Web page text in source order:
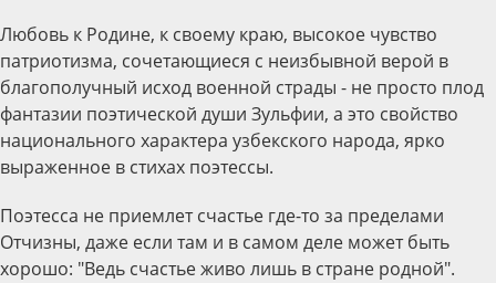
Любовь к Родине, к своему краю, высокое чувство
патриотизма, сочетающиеся с неизбывной верой в
благополучный исход военной страды - не просто плод
фантазии поэтической души Зульфии, а это свойство
национального характера узбекского народа, ярко
выраженное в стихах поэтессы.
Поэтесса не приемлет счастье где-то за пределами
Отчизны, даже если там и в самом деле может быть
хорошо: "Ведь счастье живо лишь в стране родной".